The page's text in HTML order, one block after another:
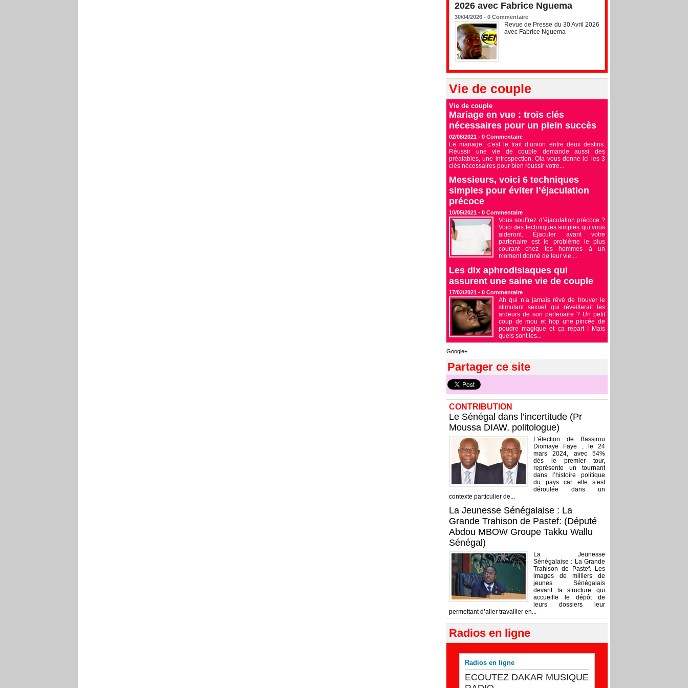
2026 avec Fabrice Nguema
30/04/2026 - 0 Commentaire
Revue de Presse du 30 Avril 2026
avec Fabrice Nguema
Vie de couple
Vie de couple
Mariage en vue : trois clés
nécessaires pour un plein succès
02/08/2021 - 0 Commentaire
Le mariage, c’est le trait d’union entre deux destins.
Réussir une vie de couple demande aussi des
préalables, une introspection. Ola vous donne ici les 3
clés nécessaires pour bien réussir votre...
Messieurs, voici 6 techniques
simples pour éviter l’éjaculation
précoce
10/05/2021 - 0 Commentaire
Vous souffrez d’éjaculation précoce ?
Voici des techniques simples qui vous
aideront. Éjaculer avant votre
partenaire est le problème le plus
courant chez les hommes à un
moment donné de leur vie....
Les dix aphrodisiaques qui
assurent une saine vie de couple
17/02/2021 - 0 Commentaire
Ah qui n’a jamais rêvé de trouver le
stimulant sexuel qui réveillerait les
ardeurs de son partenaire ? Un petit
coup de mou et hop une pincée de
poudre magique et ça repart ! Mais
quels sont les...
Google+
Partager ce site
CONTRIBUTION
Le Sénégal dans l’incertitude (Pr
Moussa DIAW, politologue)
L’élection de Bassirou
Diomaye Faye , le 24
mars 2024, avec 54%
dès le premier tour,
représente un tournant
dans l’histoire politique
du pays car elle s’est
déroulée dans un
contexte particulier de...
La Jeunesse Sénégalaise : La
Grande Trahison de Pastef: (Député
Abdou MBOW Groupe Takku Wallu
Sénégal)
La Jeunesse
Sénégalaise : La Grande
Trahison de Pastef. Les
images de milliers de
jeunes Sénégalais
devant la structure qui
accueille le dépôt de
leurs dossiers leur
permettant d’aller travailler en...
Radios en ligne
Radios en ligne
ECOUTEZ DAKAR MUSIQUE